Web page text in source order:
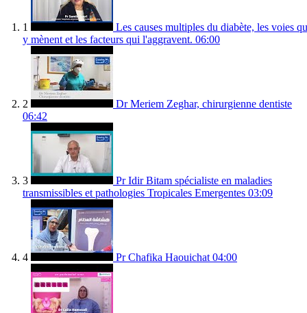
1
Les causes multiples du diabète, les voies
y mènent et les facteurs qui l'aggravent. 06:00
2
Dr Meriem Zeghar, chirurgienne dentiste
06:42
3
Pr Idir Bitam spécialiste en maladies
transmissibles et pathologies Tropicales Emergentes 03:09
4 Pr Chafika Haouichat 04:00